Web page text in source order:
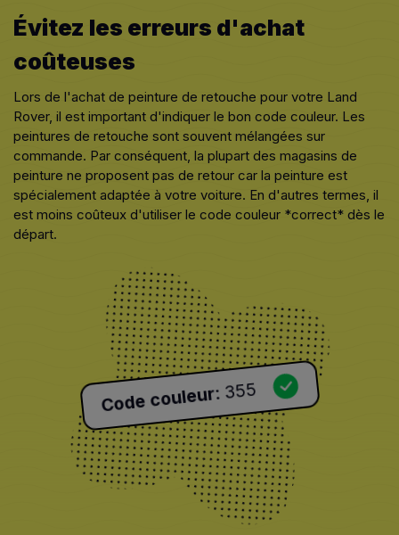
Évitez les erreurs d'achat
coûteuses
Lors de l'achat de peinture de retouche pour votre Land
Rover, il est important d'indiquer le bon code couleur. Les
peintures de retouche sont souvent mélangées sur
commande. Par conséquent, la plupart des magasins de
peinture ne proposent pas de retour car la peinture est
spécialement adaptée à votre voiture. En d'autres termes, il
est moins coûteux d'utiliser le code couleur *correct* dès le
départ.
Code couleur: 355